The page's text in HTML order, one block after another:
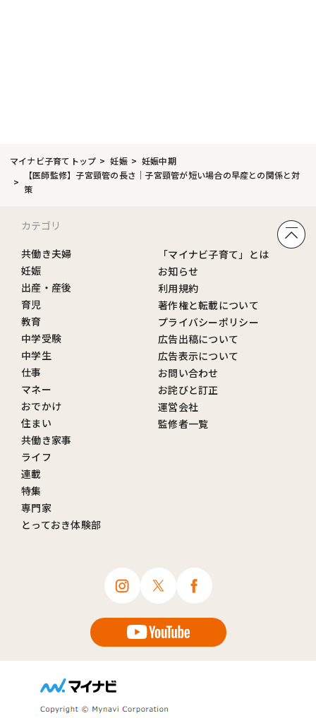
マイナビ子育てトップ 妊娠
妊娠中期
【医師監修】子宮頸管の長さ｜子宮頸管が短い場合の早産との関係と対
策
カテゴリ
共働き夫婦
妊娠
出産・産後
育児
教育
中学受験
中学生
仕事
マネー
おでかけ
住まい
共働き家事
ライフ
連載
特集
専門家
とっておき体験部
「マイナビ子育て」とは
お知らせ
利用規約
著作権と転載について
プライバシーポリシー
広告出稿について
広告表示について
お問い合わせ
お詫びと訂正
運営会社
監修者一覧